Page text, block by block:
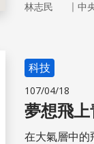
臨的PM2.5問
林志民 ｜ 中
科技
107/04/18
夢想飛上
在大氣層中的